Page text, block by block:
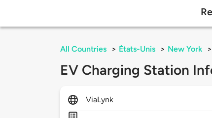
All Countries > États-Unis > New York >
EV Charging Station
ViaLynk